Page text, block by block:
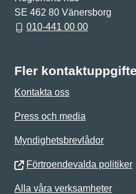
SE 462 80 Vänersborg
010-441 00 00
Fler
Kontakta oss
Press och media
Myndighetsbrevlådor
Förtroendevalda politiker
Alla våra verksamheter